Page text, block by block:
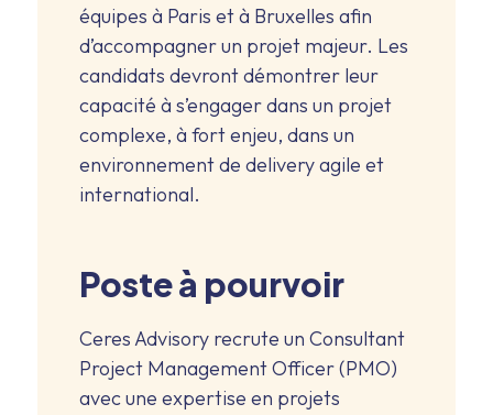
équipes à Paris et à Bruxelles afin
d’accompagner un projet majeur. Les
candidats devront démontrer leur
capacité à s’engager dans un projet
complexe, à fort enjeu, dans un
environnement de delivery agile et
international.
Poste à pourvoir
Ceres Advisory recrute un Consultant
Project Management Officer (PMO)
avec une expertise en projets